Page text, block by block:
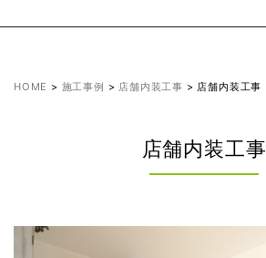
HOME > 施工事例 > 店舗内装工事 > 店舗内装工事
店舗内装工事